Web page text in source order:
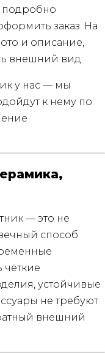
подробно
заказ. На
и описание,
внешний вид.
у нас — мы
к нему по
— это не
способ
чёткие
устойчивые
не требуют
внешний